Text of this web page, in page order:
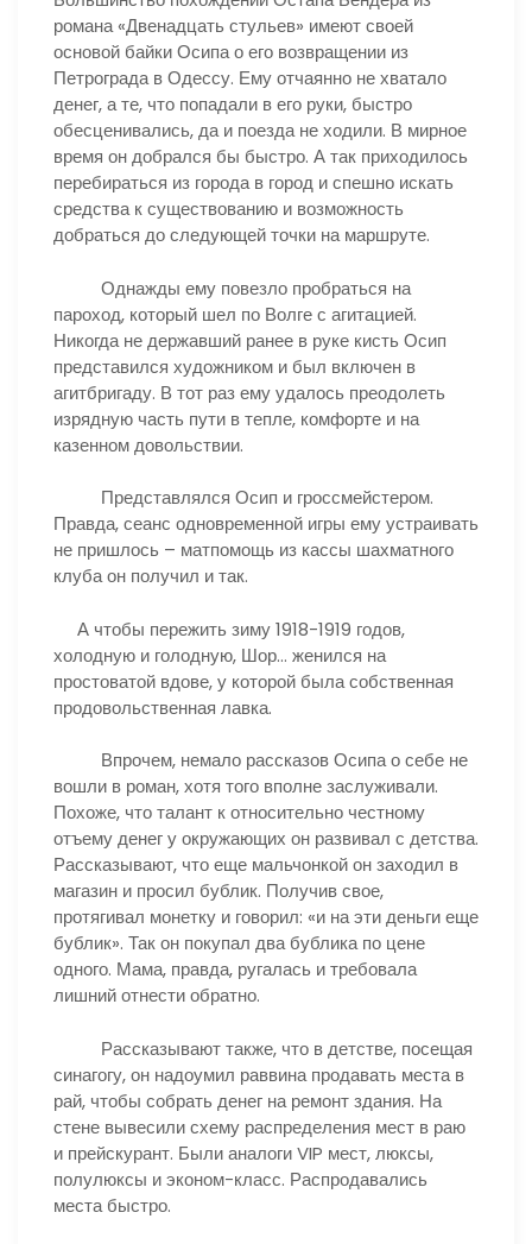
романа «Двенадцать стульев» имеют своей
основой байки Осипа о его возвращении из
Петрограда в Одессу. Ему отчаянно не хватало
денег, а те, что попадали в его руки, быстро
обесценивались, да и поезда не ходили. В мирное
время он добрался бы быстро. А так приходилось
перебираться из города в город и спешно искать
средства к существованию и возможность
добраться до следующей точки на маршруте.
Однажды ему повезло пробраться на
пароход, который шел по Волге с агитацией.
Никогда не державший ранее в руке кисть Осип
представился художником и был включен в
агитбригаду. В тот раз ему удалось преодолеть
изрядную часть пути в тепле, комфорте и на
казенном довольствии.
Представлялся Осип и гроссмейстером.
Правда, сеанс одновременной игры ему устраивать
не пришлось – матпомощь из кассы шахматного
клуба он получил и так.
А чтобы пережить зиму 1918-1919 годов,
холодную и голодную, Шор… женился на
простоватой вдове, у которой была собственная
продовольственная лавка.
Впрочем, немало рассказов Осипа о себе не
вошли в роман, хотя того вполне заслуживали.
Похоже, что талант к относительно честному
отъему денег у окружающих он развивал с детства.
Рассказывают, что еще мальчонкой он заходил в
магазин и просил бублик. Получив свое,
протягивал монетку и говорил: «и на эти деньги еще
бублик». Так он покупал два бублика по цене
одного. Мама, правда, ругалась и требовала
лишний отнести обратно.
Рассказывают также, что в детстве, посещая
синагогу, он надоумил раввина продавать места в
рай, чтобы собрать денег на ремонт здания. На
стене вывесили схему распределения мест в раю
и прейскурант. Были аналоги VIP мест, люксы,
полулюксы и эконом-класс. Распродавались
места быстро.